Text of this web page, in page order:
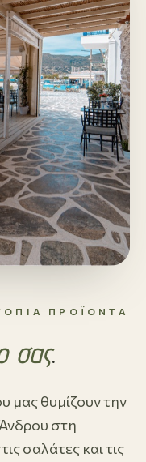
ΠΡΟΪΌΝΤΑ
σας.
μας θυμίζουν την
στη
σαλάτες και τις